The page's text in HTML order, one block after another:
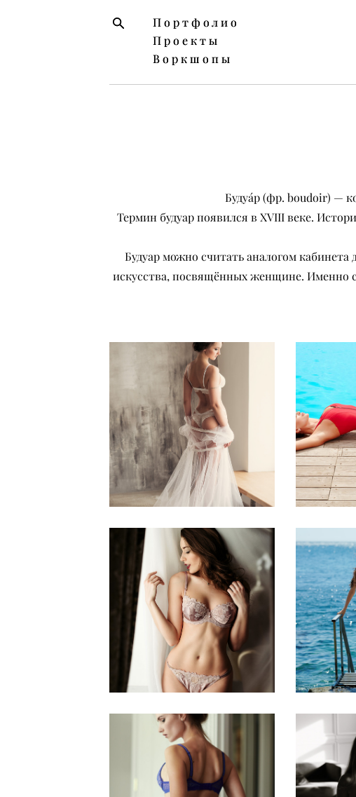
Портфолио
Проекты
Воркшопы
Портфолио
Проекты
Воркшопы
Будуа́р (фр. boudoir) —
Термин будуар появился в XVIII веке.
Будуар можно считать аналогом
искусства, посвящённых женщине. Именно